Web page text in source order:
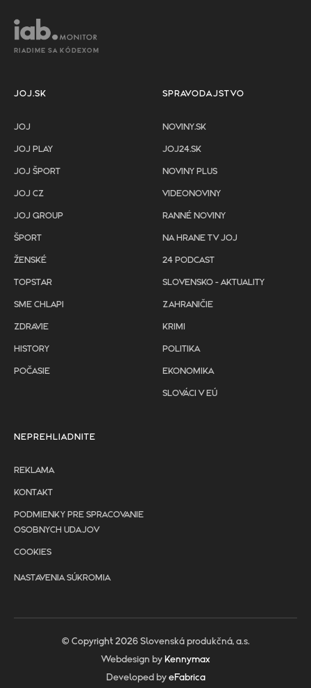
RIADIME SA KÓDEXOM
JOJ.SK
JOJ
JOJ PLAY
JOJ ŠPORT
JOJ CZ
JOJ GROUP
ŠPORT
ŽENSKÉ
TOPSTAR
SME CHLAPI
ZDRAVIE
HISTORY
POČASIE
SPRAVODAJSTVO
NOVINY.SK
JOJ24.SK
NOVINY PLUS
VIDEONOVINY
RANNÉ NOVINY
NA HRANE TV JOJ
24 PODCAST
SLOVENSKO - AKTUALITY
ZAHRANIČIE
KRIMI
POLITIKA
EKONOMIKA
SLOVÁCI V EÚ
NEPREHLIADNITE
REKLAMA
KONTAKT
PODMIENKY PRE SPRACOVANIE
OSOBNYCH UDAJOV
COOKIES
NASTAVENIA SÚKROMIA
© Copyright 2026 Slovenská produkčná, a.s.
Webdesign by Kennymax
Developed by eFabrica